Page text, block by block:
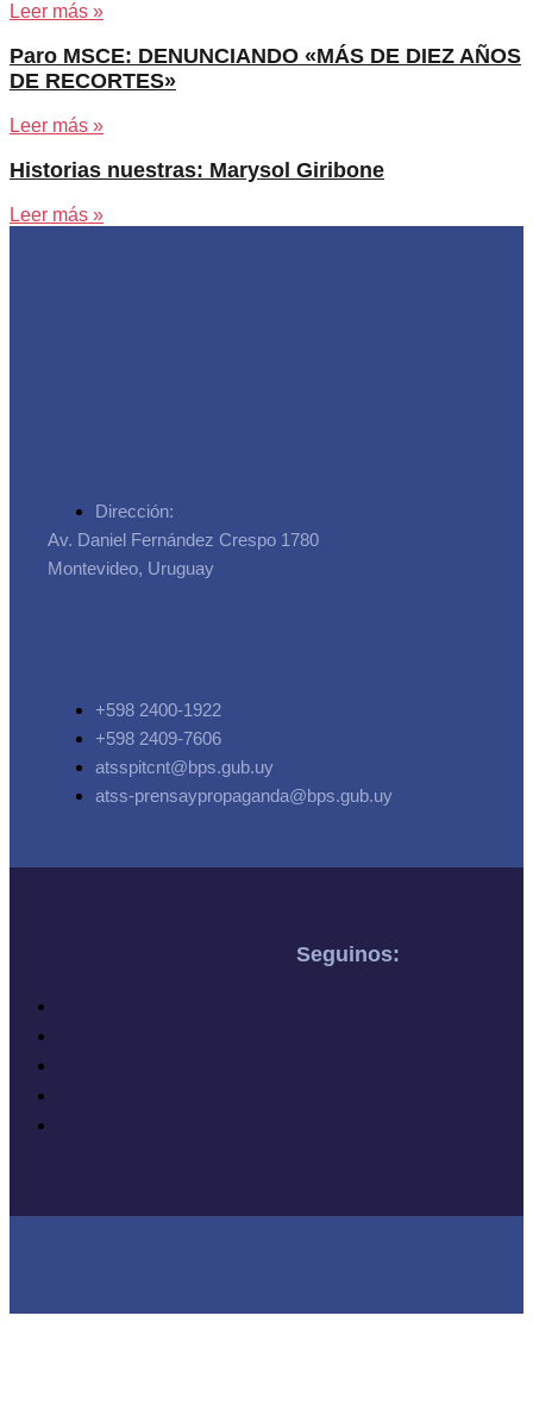
Leer más »
Paro MSCE: DENUNCIANDO «MÁS DE DIEZ AÑOS
DE RECORTES»
Leer más »
Historias nuestras: Marysol Giribone
Leer más »
Dirección:
Av. Daniel Fernández Crespo 1780
Montevideo, Uruguay
+598 2400-1922
+598 2409-7606
atsspitcnt@bps.gub.uy
atss-prensaypropaganda@bps.gub.uy
Seguinos: